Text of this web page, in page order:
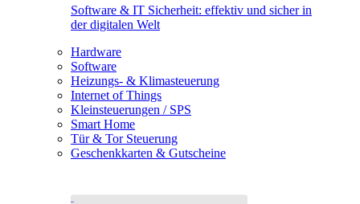
Software & IT Sicherheit: effektiv und sicher in
der digitalen Welt
Hardware
Software
Heizungs- & Klimasteuerung
Internet of Things
Kleinsteuerungen / SPS
Smart Home
Tür & Tor Steuerung
Geschenkkarten & Gutscheine